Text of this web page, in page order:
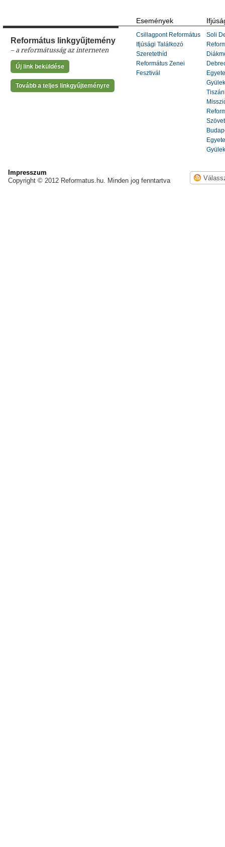
Református linkgyűjtemény
– a reformátusság az interneten
Új link beküldése
Tovább a teljes linkgyűjteményre
Események
Csillagpont Református
Ifjúsági Találkozó
Szeretethíd
Református Zenei
Fesztivál
Soli
Impresszum
Copyright © 2012 Reformatus.hu. Minden jog fenntartva